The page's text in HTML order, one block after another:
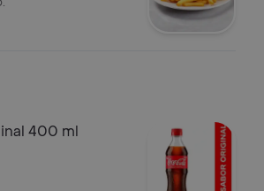
400 ml